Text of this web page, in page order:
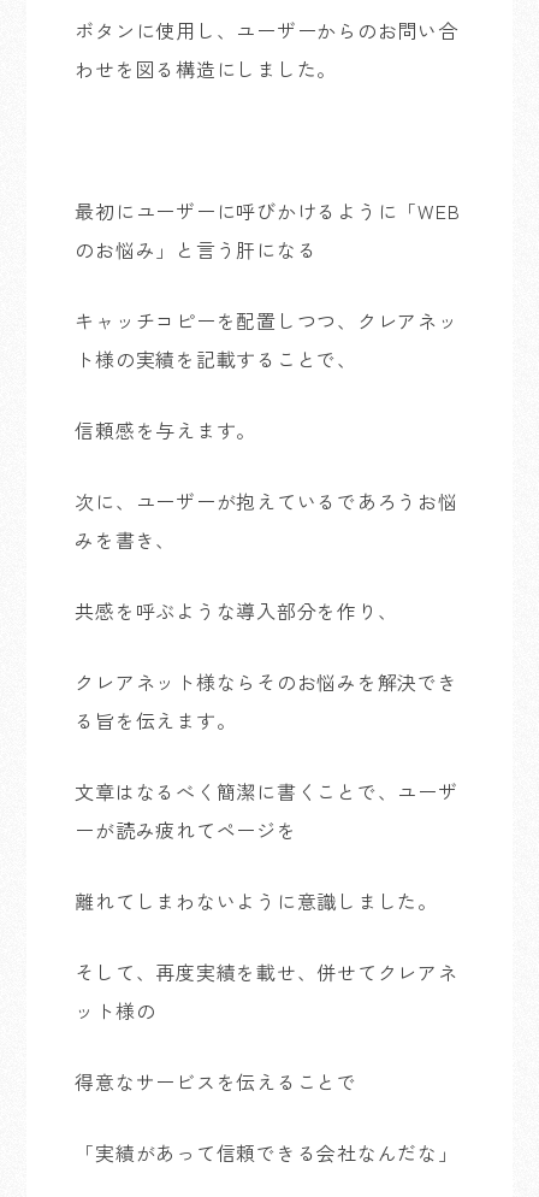
ボタンに使用し、ユーザーからのお問い合
わせを図る構造にしました。
最初にユーザーに呼びかけるように「WEB
のお悩み」と言う肝になる
キャッチコピーを配置しつつ、クレアネッ
ト様の実績を記載することで、
信頼感を与えます。
次に、ユーザーが抱えているであろうお悩
みを書き、
共感を呼ぶような導入部分を作り、
クレアネット様ならそのお悩みを解決でき
る旨を伝えます。
文章はなるべく簡潔に書くことで、ユーザ
ーが読み疲れてページを
離れてしまわないように意識しました。
そして、再度実績を載せ、併せてクレアネ
ット様の
得意なサービスを伝えることで
「実績があって信頼できる会社なんだな」